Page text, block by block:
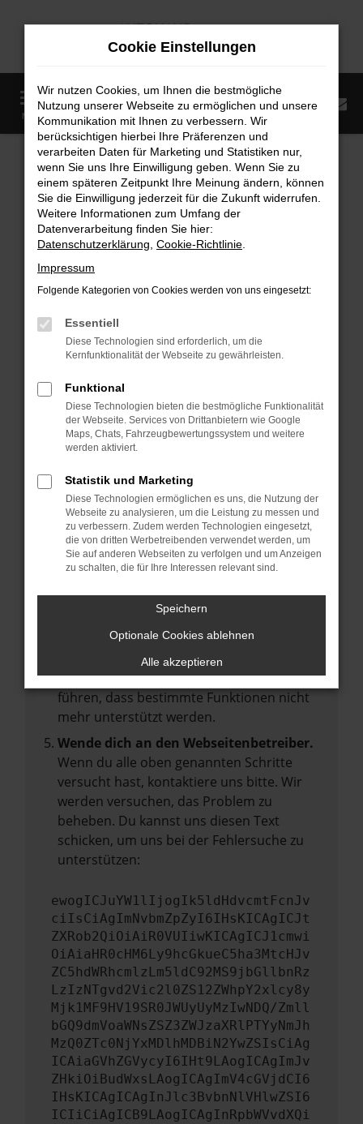
Zum
MENÜ
Startseite Fahrzeugangebote Fahrzeugmarkt
Fahrzeugmarkt
Fehler: Network Error
Beim Laden ist ein Fehler aufgetreten.
Hier sind ein paar Tipps, die dir helfen können:
Überprüfe deine Firewall und deine
Internetverbindung.
deine Suchmaschine?
Prüfe deine Browsererweiterungen.
Manche Erweiterungen, wie Werbeblocker,
können das Laden bestimmter Seiten
anderen Browser oder in einem privaten
Fenster?
Starte dein Gerät neu.
Das kann manchmal helfen,
vorübergehende Probleme zu beheben.
Stelle sicher, dass dein Browser und dein
Betriebssystem auf dem neuesten Stand
Veraltete Software birgt nicht nur ein
Sicherheitsrisiko, sondern kann auch dazu
führen, dass bestimmte Funktionen nicht
mehr unterstützt werden.
Wende dich an den Webseitenbetreiber.
Wenn du alle oben genannten Schritte
versucht hast, kontaktiere uns bitte. Wir
werden versuchen, das Problem zu
beheben. Du kannst uns diesen Text
schicken, um uns bei der Fehlersuche zu
unterstützen:
ewogICJuYW1lIjogIk5ldHdvcmtFcnJv
ciIsCiAgImNvbmZpZyI6IHsKICAgICJt
ZXRob2QiOiAiR0VUIiwKICAgICJ1cmwi
OiAiaHR0cHM6Ly9hcGkueC5ha3MtcHJv
ZC5hdWRhcmlzLm5ldC92MS9jbGllbnRz
LzIzNTgvd2Vic2l0ZS12ZWhpY2xlcy8y
Mjk1MF9HV19SR0JWUyUyMzIwNDQ/Zmll
bGQ9dmVoaWNsZSZ3ZWJzaXRlPTYyNmJh
MzQ0ZTc0NjYxMDlhMDBiN2YwZSIsCiAg
ICAiaGVhZGVycyI6IHt9LAogICAgImJv
ZHkiOiBudWxsLAogICAgImV4cGVjdCI6
IHsKICAgICAgInJlc3BvbnNlVHlwZSI6
ICIiCiAgICB9LAogICAgInRpbWVvdXQi
Cookie Einstellungen
Wir nutzen Cookies, um Ihnen die bestmögliche
Nutzung unserer Webseite zu ermöglichen und unsere
Kommunikation mit Ihnen zu verbessern. Wir
berücksichtigen hierbei Ihre Präferenzen und
verarbeiten Daten für Marketing und Statistiken nur,
wenn Sie uns Ihre Einwilligung geben. Wenn Sie zu
einem späteren Zeitpunkt Ihre Meinung ändern, können
Sie die Einwilligung jederzeit für die Zukunft widerrufen.
Weitere Informationen zum Umfang der
Datenverarbeitung finden Sie hier:
Datenschutzerklärung Cookie-Richtlinie
Impressum
Folgende Kategorien von Cookies werden von uns eingesetzt:
Essentiell
Diese Technologien sind erforderlich, um die
Kernfunktionalität der Webseite zu gewährleisten.
Funktional
Diese Technologien bieten die bestmögliche Funktionalität
der Webseite. Services von Drittanbietern wie Google
Maps, Chats, Fahrzeugbewertungssystem und weitere
werden aktiviert.
Statistik und Marketing
Diese Technologien ermöglichen es uns, die Nutzung der
Webseite zu analysieren, um die Leistung zu messen und
zu verbessern. Zudem werden Technologien eingesetzt,
die von dritten Werbetreibenden verwendet werden, um
Sie auf anderen Webseiten zu verfolgen und um Anzeigen
zu schalten, die für Ihre Interessen relevant sind.
Speichern
Optionale Cookies ablehnen
Alle akzeptieren